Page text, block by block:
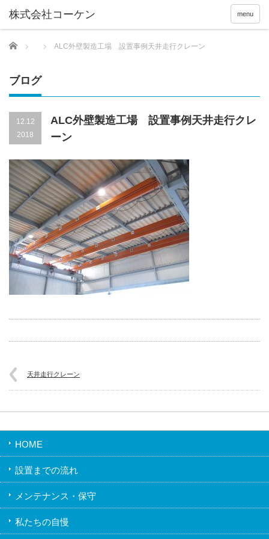
menu
Home ALC外壁製造工場 設置事例天井走行クレーン
ブログ
12.12
2018
ALC外壁製造工場 設置事例天井走行クレ
ーン
天井走行クレーン
HOME
設置までの流れ
メンテナンス・保守
私たちの自慢